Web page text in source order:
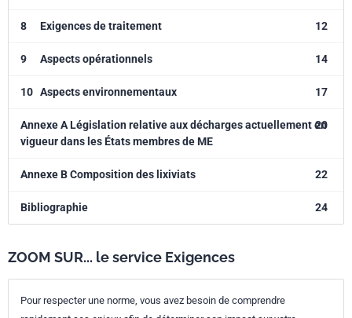
8 Exigences de traitement 12
9 Aspects opérationnels 14
10 Aspects environnementaux 17
Annexe A Législation relative aux décharges actuellement en
vigueur dans les États membres de ME
20
Annexe B Composition des lixiviats 22
Bibliographie 24
ZOOM SUR... le service Exigences
Pour respecter une norme, vous avez besoin de comprendre